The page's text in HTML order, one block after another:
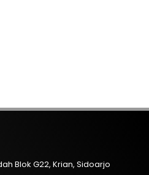
Blok G22, Krian, Sidoarjo